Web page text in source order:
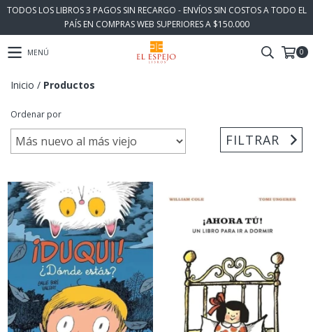
TODOS LOS LIBROS 3 PAGOS SIN RECARGO - ENVÍOS SIN COSTOS A TODO EL
PAÍS EN COMPRAS WEB SUPERIORES A $150.000
MENÚ 0
Inicio / Productos
Ordenar por
FILTRAR